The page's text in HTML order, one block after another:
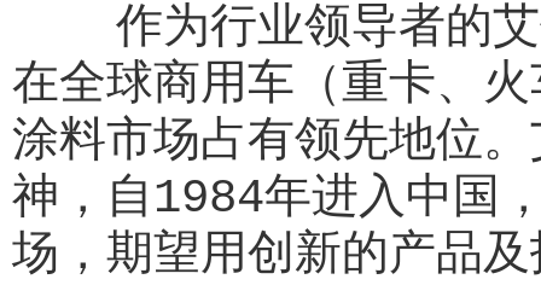
作为行业领导者的艾
在全球商用车（重卡、
涂料市场占有领先地位
神，自1984年进入中国
场，期望用创新的产品